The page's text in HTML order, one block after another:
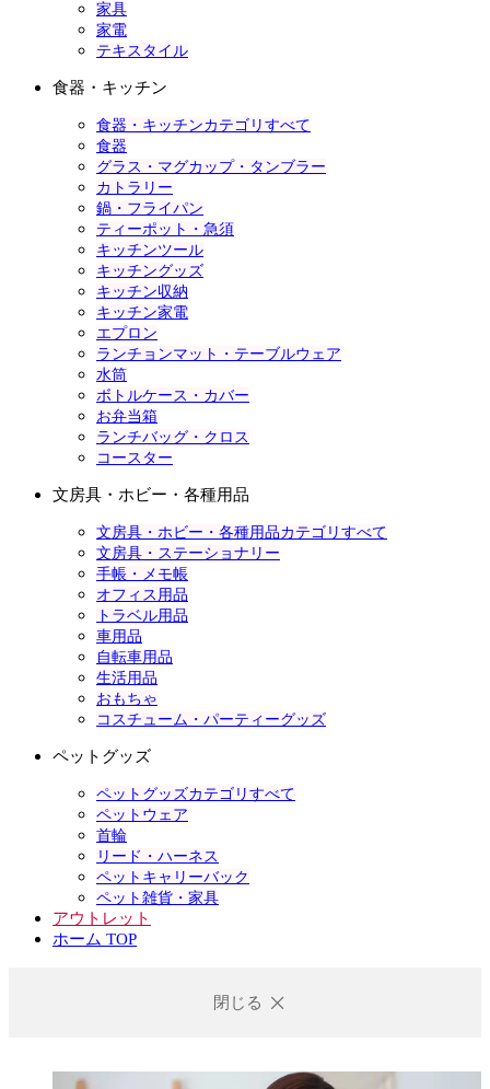
家具
家電
テキスタイル
食器・キッチン
食器・キッチンカテゴリすべて
食器
グラス・マグカップ・タンブラー
カトラリー
鍋・フライパン
ティーポット・急須
キッチンツール
キッチングッズ
キッチン収納
キッチン家電
エプロン
ランチョンマット・テーブルウェア
水筒
ボトルケース・カバー
お弁当箱
ランチバッグ・クロス
コースター
文房具・ホビー・各種用品
文房具・ホビー・各種用品カテゴリすべて
文房具・ステーショナリー
手帳・メモ帳
オフィス用品
トラベル用品
車用品
自転車用品
生活用品
おもちゃ
コスチューム・パーティーグッズ
ペットグッズ
ペットグッズカテゴリすべて
ペットウェア
首輪
リード・ハーネス
ペットキャリーバック
ペット雑貨・家具
アウトレット
ホーム TOP
閉じる